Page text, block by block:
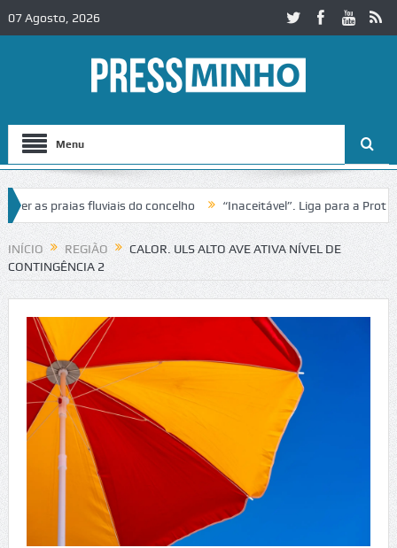
07 Agosto, 2026
Menu
praias fluviais do concelho “Inaceitável”. Liga para a Proteção
de trânsito no IC2 em Alcobaça Igreja do Castelo de
INÍCIO REGIÃO
CALOR. ULS ALTO AVE ATIVA NÍVEL DE
CONTINGÊNCIA 2